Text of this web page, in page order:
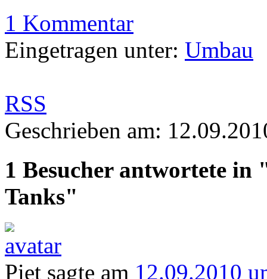
1 Kommentar
Eingetragen unter: Umbau
RSS
Geschrieben am:
1 Besucher antwortete in
Tanks"
Piet sagte am 12.09.2010